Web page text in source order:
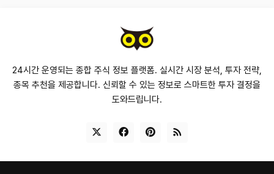
24시간 운영되는 종합 주식 정보 플랫폼. 실시간 시장 분석, 투자 전략,
종목 추천을 제공합니다. 신뢰할 수 있는 정보로 스마트한 투자 결정을
도와드립니다.